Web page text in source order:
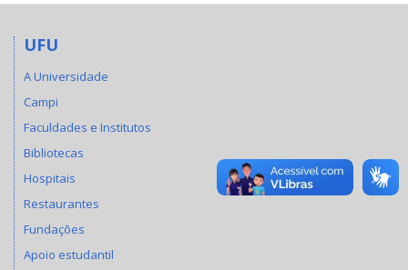
UFU
A Universidade
Campi
Faculdades e Institutos
Bibliotecas
Hospitais
Restaurantes
Fundações
Apoio estudantil